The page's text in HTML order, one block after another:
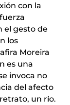
con la
el gesto de
los
Moreira
es una
invoca no
del afecto
un río.